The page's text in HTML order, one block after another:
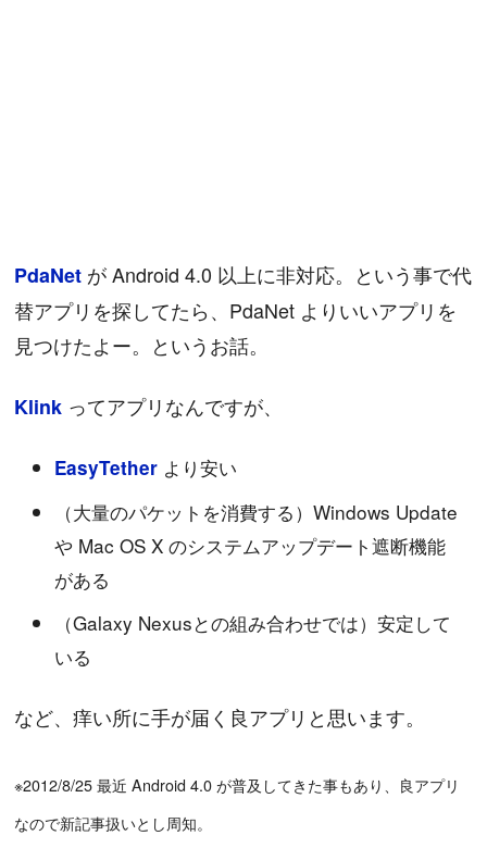
PdaNet が Android 4.0 以上に非対応。という事で代
替アプリを探してたら、PdaNet よりいいアプリを
見つけたよー。というお話。
Klink ってアプリなんですが、
EasyTether より安い
（大量のパケットを消費する）Windows Update
や Mac OS X のシステムアップデート遮断機能
がある
（Galaxy Nexusとの組み合わせでは）安定して
いる
など、痒い所に手が届く良アプリと思います。
※2012/8/25 最近 Android 4.0 が普及してきた事もあり、良アプリ
なので新記事扱いとし周知。